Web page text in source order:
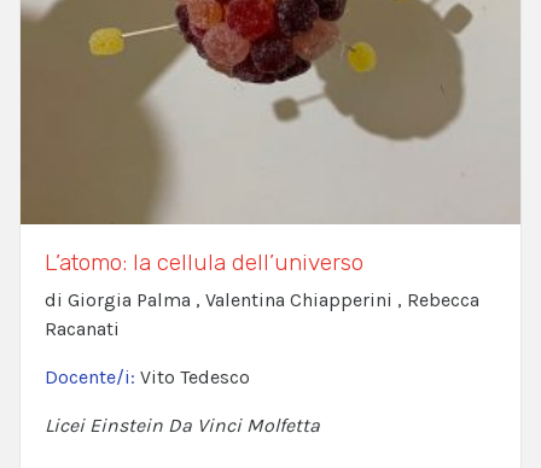
L’atomo: la cellula dell’universo
di Giorgia Palma , Valentina Chiapperini , Rebecca
Racanati
Docente/i: Vito Tedesco
Licei Einstein Da Vinci Molfetta